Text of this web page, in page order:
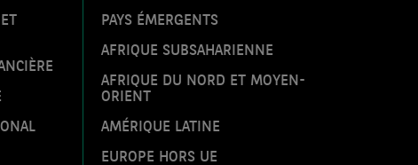
Jeudi 23 Juillet 2026
ECO FLASH
avancés : résiliente malgré tout
Mercredi 22 Juillet 2026
PAYS ÉMERGENTS
AFRIQUE SUBSAHARIENNE
AFRIQUE DU NORD ET MOYEN-
ORIENT
AMÉRIQUE LATINE
EUROPE HORS UE